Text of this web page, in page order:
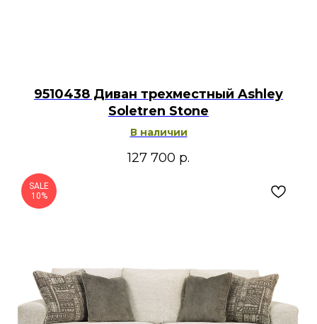
9510438 Диван трехместный Ashley
Soletren Stone
В наличии
127 700 р.
SALE
10%